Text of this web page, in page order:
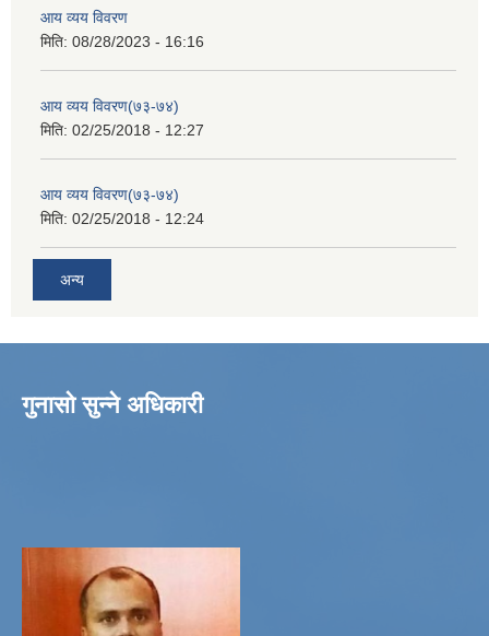
आय व्यय विवरण
मिति: 08/28/2023 - 16:16
आय व्यय विवरण(७३-७४)
मिति: 02/25/2018 - 12:27
आय व्यय विवरण(७३-७४)
मिति: 02/25/2018 - 12:24
अन्य
गुनासो सुन्ने अधिकारी